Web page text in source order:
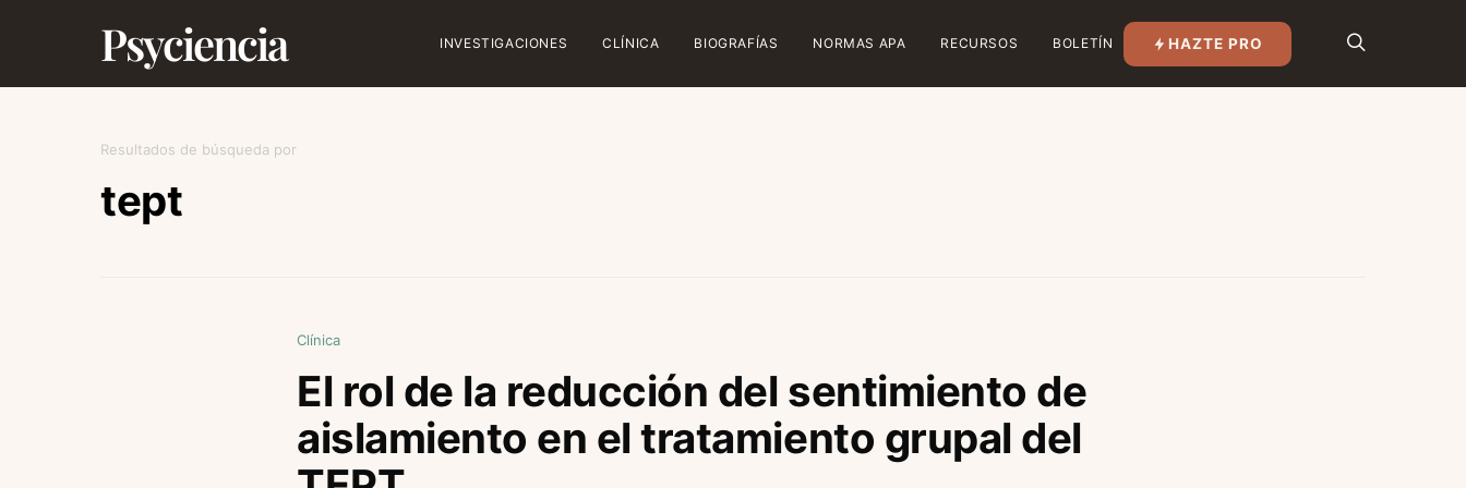
Psyciencia INVESTIGACIONES CLÍNICA BIOGRAFÍAS NORMAS APA RECURSOS BOLETÍN HAZTE PRO
Resultados de búsqueda por
tept
Clínica
El rol de la reducción del sentimiento de
aislamiento en el tratamiento grupal del